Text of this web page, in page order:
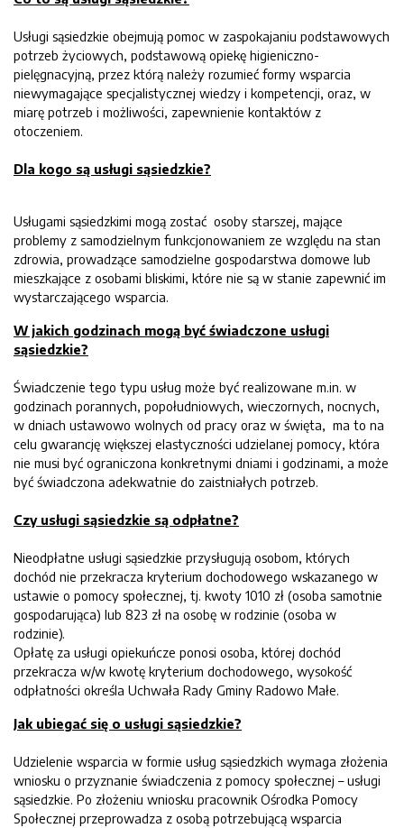
Usługi sąsiedzkie obejmują pomoc w zaspokajaniu podstawowych
potrzeb życiowych, podstawową opiekę higieniczno-
pielęgnacyjną, przez którą należy rozumieć formy wsparcia
niewymagające specjalistycznej wiedzy i kompetencji, oraz, w
miarę potrzeb i możliwości, zapewnienie kontaktów z
otoczeniem.
Dla kogo są usługi sąsiedzkie?
Usługami sąsiedzkimi mogą zostać osoby starszej, mające
problemy z samodzielnym funkcjonowaniem ze względu na stan
zdrowia, prowadzące samodzielne gospodarstwa domowe lub
mieszkające z osobami bliskimi, które nie są w stanie zapewnić im
wystarczającego wsparcia.
W jakich godzinach mogą być świadczone usługi
sąsiedzkie?
Świadczenie tego typu usług może być realizowane m.in. w
godzinach porannych, popołudniowych, wieczornych, nocnych,
w dniach ustawowo wolnych od pracy oraz w święta, ma to na
celu gwarancję większej elastyczności udzielanej pomocy, która
nie musi być ograniczona konkretnymi dniami i godzinami, a może
być świadczona adekwatnie do zaistniałych potrzeb.
Czy usługi sąsiedzkie są odpłatne?
Nieodpłatne usługi sąsiedzkie przysługują osobom, których
dochód nie przekracza kryterium dochodowego wskazanego w
ustawie o pomocy społecznej, tj. kwoty 1010 zł (osoba samotnie
gospodarująca) lub 823 zł na osobę w rodzinie (osoba w
rodzinie).
Opłatę za usługi opiekuńcze ponosi osoba, której dochód
przekracza w/w kwotę kryterium dochodowego, wysokość
odpłatności określa Uchwała Rady Gminy Radowo Małe.
Jak ubiegać się o usługi sąsiedzkie?
Udzielenie wsparcia w formie usług sąsiedzkich wymaga złożenia
wniosku o przyznanie świadczenia z pomocy społecznej – usługi
sąsiedzkie. Po złożeniu wniosku pracownik Ośrodka Pomocy
Społecznej przeprowadza z osobą potrzebującą wsparcia